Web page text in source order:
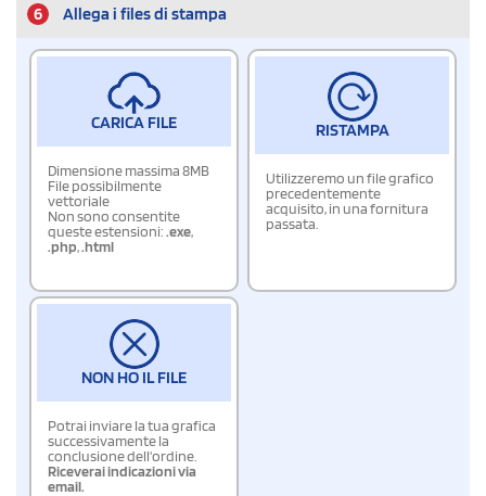
6 Allega i files di stampa
CARICA FILE
Dimensione massima 8MB
File possibilmente
vettoriale
Non sono consentite
queste estensioni:.exe,
.php,.html
RISTAMPA
Utilizzeremo un file grafico
precedentemente
acquisito, in una fornitura
passata.
NON HO IL FILE
Potrai inviare la tua grafica
successivamente la
conclusione dell'ordine.
Riceverai indicazioni via
email.